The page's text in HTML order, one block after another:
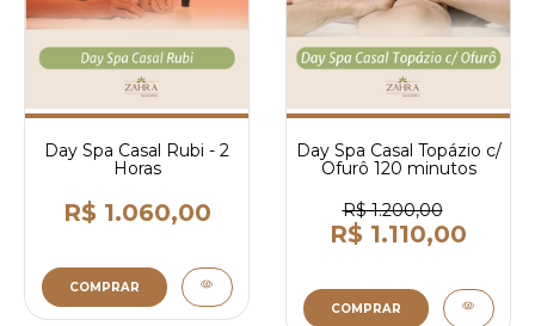
Day Spa Casal Rubi - 2
Horas
R$ 1.060,00
COMPRAR
Day Spa Casal Topázio c/
Ofurô 120 minutos
R$ 1.200,00
R$ 1.110,00
COMPRAR